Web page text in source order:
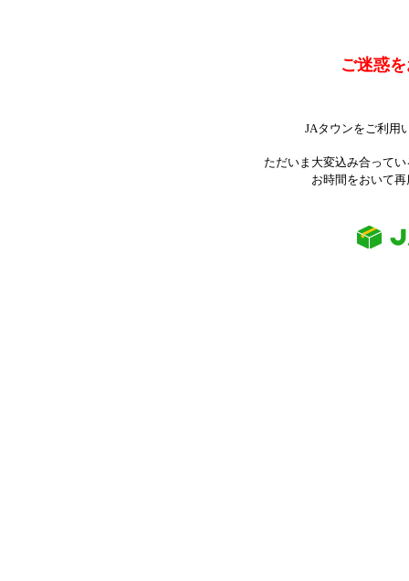
ご迷惑
JAタウンをご利用
ただいま大変込み合って
お時間をおいて